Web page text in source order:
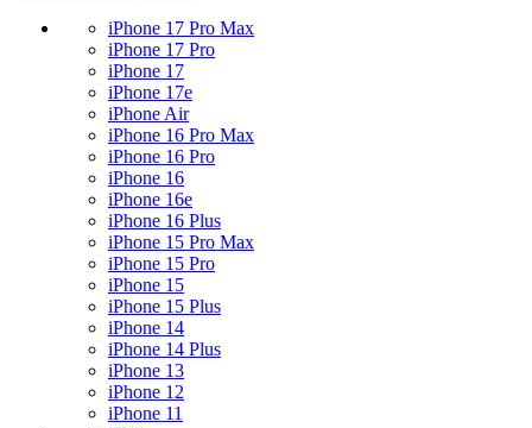
iPhone 17 Pro Max
iPhone 17 Pro
iPhone 17
iPhone 17e
iPhone Air
iPhone 16 Pro Max
iPhone 16 Pro
iPhone 16
iPhone 16e
iPhone 16 Plus
iPhone 15 Pro Max
iPhone 15 Pro
iPhone 15
iPhone 15 Plus
iPhone 14
iPhone 14 Plus
iPhone 13
iPhone 12
iPhone 11